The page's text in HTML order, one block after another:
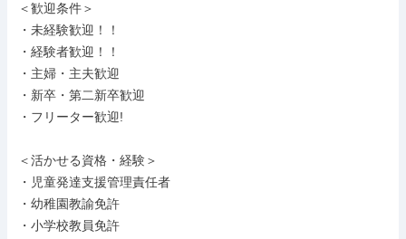
＜歓迎条件＞
・未経験歓迎！！
・経験者歓迎！！
・主婦・主夫歓迎
・新卒・第二新卒歓迎
・フリーター歓迎!
＜活かせる資格・経験＞
・児童発達支援管理責任者
・幼稚園教諭免許
・小学校教員免許